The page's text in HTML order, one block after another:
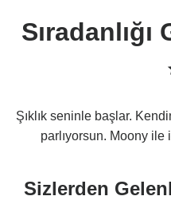
Sıradanlığı
Şıklık seninle başlar.
parlıyorsun. Moony ile
Sizlerden